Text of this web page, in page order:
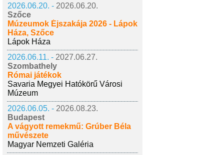
2026.06.20. - 2026.06.20.
Szőce
Múzeumok Éjszakája 2026 - Lápok
Háza, Szőce
Lápok Háza
2026.06.11. - 2027.06.27.
Szombathely
Római játékok
Savaria Megyei Hatókörű Városi
Múzeum
2026.06.05. - 2026.08.23.
Budapest
A vágyott remekmű: Grúber Béla
művészete
Magyar Nemzeti Galéria